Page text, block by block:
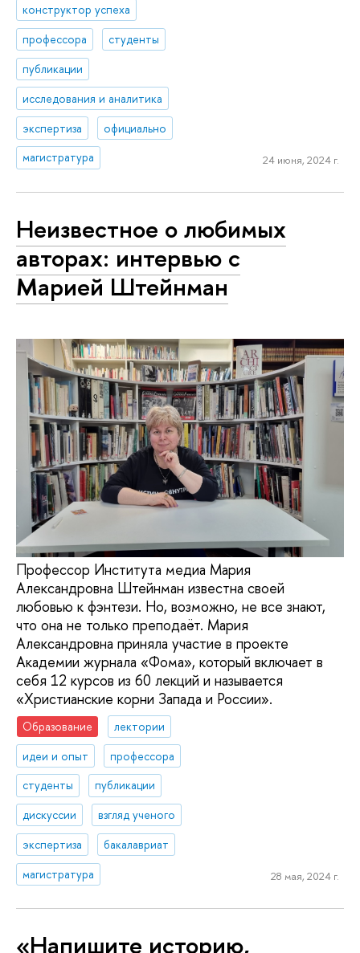
конструктор успеха
профессора
студенты
публикации
исследования и аналитика
экспертиза
официально
магистратура
24 июня, 2024 г.
Неизвестное о любимых
авторах: интервью с
Марией Штейнман
Профессор Института медиа Мария
Александровна Штейнман известна своей
любовью к фэнтези. Но, возможно, не все знают,
что она не только преподаёт. Мария
Александровна приняла участие в проекте
Академии журнала «Фома», который включает в
себя 12 курсов из 60 лекций и называется
«Христианские корни Запада и России».
Образование
лектории
идеи и опыт
профессора
студенты
публикации
дискуссии
взгляд ученого
экспертиза
бакалавриат
магистратура
28 мая, 2024 г.
«Напишите историю,